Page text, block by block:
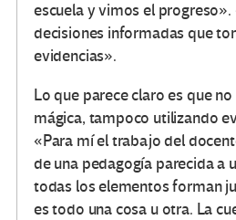
escuela y vimos el
decisiones informadas que
evidencias».
Lo que parece claro es que
mágica, tampoco utilizando
«Para mí el trabajo del
de una pedagogía parecida a
todas los elementos forman
es todo una cosa u otra. La